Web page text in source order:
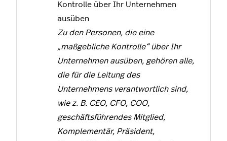
Kontrolle über Ihr Unternehmen
ausüben
Zu den Personen, die eine
„maßgebliche Kontrolle“ über Ihr
Unternehmen ausüben, gehören alle,
die für die Leitung des
Unternehmens verantwortlich sind,
wie z. B. CEO, CFO, COO,
geschäftsführendes Mitglied,
Komplementär, Präsident,